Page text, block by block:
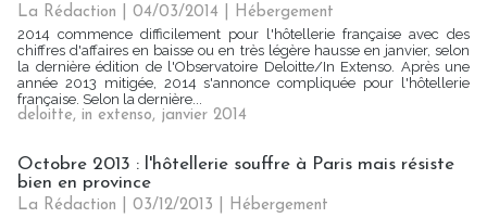
La Rédaction | 04/03/2014
Hébergement
2014 commence difficilement pour l'hôtellerie française avec des
chiffres d'affaires en baisse ou en très légère hausse en janvier, selon
la dernière édition de l'Observatoire Deloitte/In Extenso. Après une
année 2013 mitigée, 2014 s'annonce compliquée pour l'hôtellerie
française. Selon la dernière...
deloitte, in extenso, janvier 2014
Octobre 2013 : l'hôtellerie souffre à Paris mais résiste
bien en province
La Rédaction | 03/12/2013
Hébergement